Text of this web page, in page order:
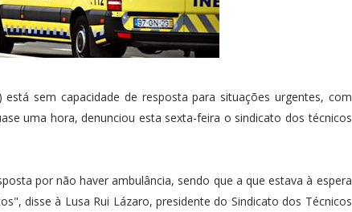
sem capacidade de resposta para situações urgentes, com
uma hora, denunciou esta sexta-feira o sindicato dos técnicos
por não haver ambulância, sendo que a que estava à espera
disse à Lusa Rui Lázaro, presidente do Sindicato dos Técnicos